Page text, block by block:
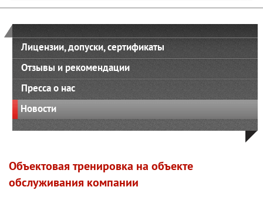
Лицензии, допуски, сертификаты
Отзывы и рекомендации
Пресса о нас
Новости
Объектовая тренировка на объекте
обслуживания компании